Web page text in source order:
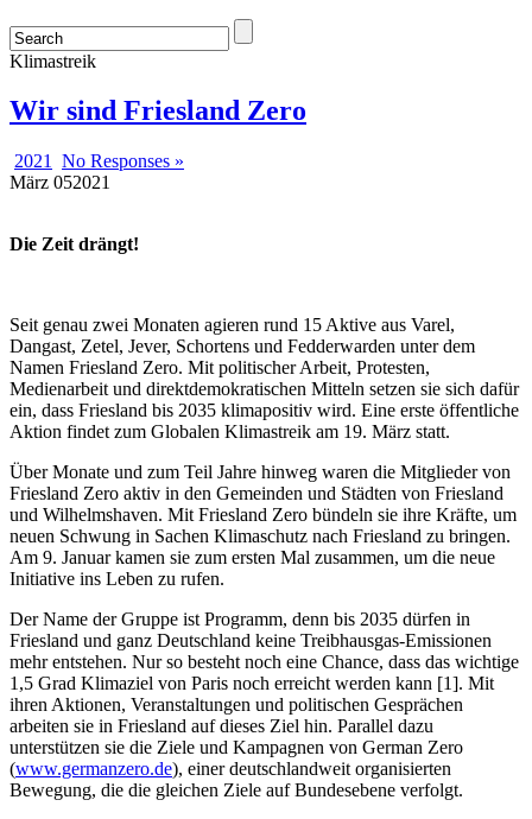
Klimastreik
Wir sind Friesland Zero
2021
No Responses »
März 052021
Die Zeit drängt!
Seit genau zwei Monaten agieren rund 15 Aktive aus Varel,
Dangast, Zetel, Jever, Schortens und Fedderwarden unter dem
Namen Friesland Zero. Mit politischer Arbeit, Protesten,
Medienarbeit und direktdemokratischen Mitteln setzen sie sich dafür
ein, dass Friesland bis 2035 klimapositiv wird. Eine erste öffentliche
Aktion findet zum Globalen Klimastreik am 19. März statt.
Über Monate und zum Teil Jahre hinweg waren die Mitglieder von
Friesland Zero aktiv in den Gemeinden und Städten von Friesland
und Wilhelmshaven. Mit Friesland Zero bündeln sie ihre Kräfte, um
neuen Schwung in Sachen Klimaschutz nach Friesland zu bringen.
Am 9. Januar kamen sie zum ersten Mal zusammen, um die neue
Initiative ins Leben zu rufen.
Der Name der Gruppe ist Programm, denn bis 2035 dürfen in
Friesland und ganz Deutschland keine Treibhausgas-Emissionen
mehr entstehen. Nur so besteht noch eine Chance, dass das wichtige
1,5 Grad Klimaziel von Paris noch erreicht werden kann [1]. Mit
ihren Aktionen, Veranstaltungen und politischen Gesprächen
arbeiten sie in Friesland auf dieses Ziel hin. Parallel dazu
unterstützen sie die Ziele und Kampagnen von German Zero
(www.germanzero.de), einer deutschlandweit organisierten
Bewegung, die die gleichen Ziele auf Bundesebene verfolgt.